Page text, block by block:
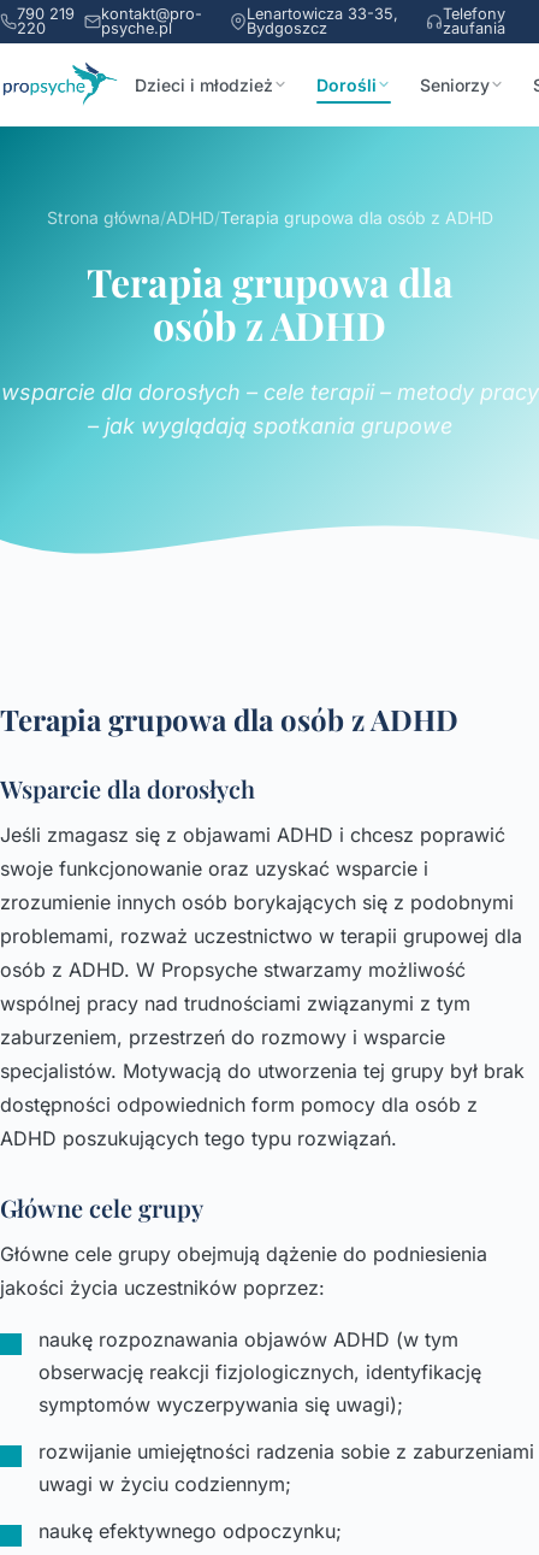
790 219
220
kontakt@pro-
psyche.pl
Lenartowicza 33-35,
Bydgoszcz
Telefony
zaufania
Dzieci i młodzież Dorośli Seniorzy
Strona główna/ADHD/Terapia grupowa dla osób z ADHD
Terapia grupowa dla
osób z ADHD
wsparcie dla dorosłych – cele terapii – metody pracy
– jak wyglądają spotkania grupowe
Terapia grupowa dla osób z ADHD
Wsparcie dla dorosłych
Jeśli zmagasz się z objawami ADHD i chcesz poprawić
swoje funkcjonowanie oraz uzyskać wsparcie i
zrozumienie innych osób borykających się z podobnymi
problemami, rozważ uczestnictwo w terapii grupowej dla
osób z ADHD. W Propsyche stwarzamy możliwość
wspólnej pracy nad trudnościami związanymi z tym
zaburzeniem, przestrzeń do rozmowy i wsparcie
specjalistów. Motywacją do utworzenia tej grupy był brak
dostępności odpowiednich form pomocy dla osób z
ADHD poszukujących tego typu rozwiązań.
Główne cele grupy
Główne cele grupy obejmują dążenie do podniesienia
jakości życia uczestników poprzez:
naukę rozpoznawania objawów ADHD (w tym
obserwację reakcji fizjologicznych, identyfikację
symptomów wyczerpywania się uwagi);
rozwijanie umiejętności radzenia sobie z zaburzeniami
uwagi w życiu codziennym;
naukę efektywnego odpoczynku;